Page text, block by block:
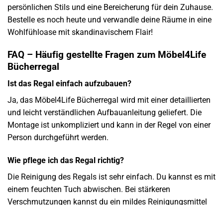
persönlichen Stils und eine Bereicherung für dein Zuhause.
Bestelle es noch heute und verwandle deine Räume in eine
Wohlfühloase mit skandinavischem Flair!
FAQ – Häufig gestellte Fragen zum Möbel4Life
Bücherregal
Ist das Regal einfach aufzubauen?
Ja, das Möbel4Life Bücherregal wird mit einer detaillierten
und leicht verständlichen Aufbauanleitung geliefert. Die
Montage ist unkompliziert und kann in der Regel von einer
Person durchgeführt werden.
Wie pflege ich das Regal richtig?
Die Reinigung des Regals ist sehr einfach. Du kannst es mit
einem feuchten Tuch abwischen. Bei stärkeren
Verschmutzungen kannst du ein mildes Reinigungsmittel